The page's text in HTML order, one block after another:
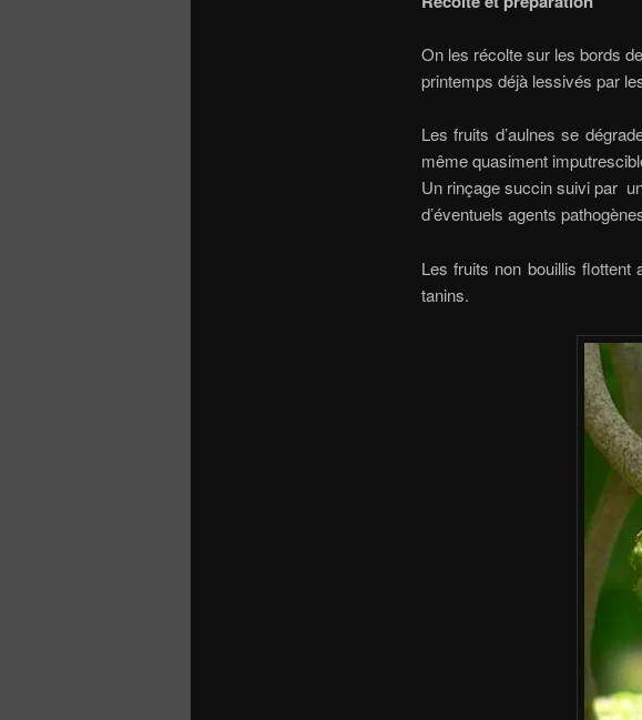
On les récolte sur les bords
printemps déjà lessivés par
Les fruits d’aulnes se
même quasiment
Un rinçage succin suivi par
d’éventuels agents
Les fruits non bouillis flottent
tanins.